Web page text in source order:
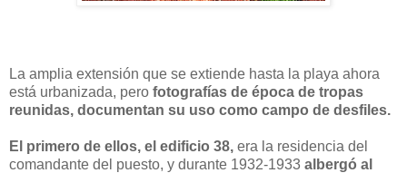
La amplia extensión que se extiende hasta la playa ahora
está urbanizada, pero fotografías de época de tropas
reunidas, documentan su uso como campo de desfiles.
El primero de ellos, el edificio 38, era la residencia del
comandante del puesto, y durante 1932-1933 albergó al